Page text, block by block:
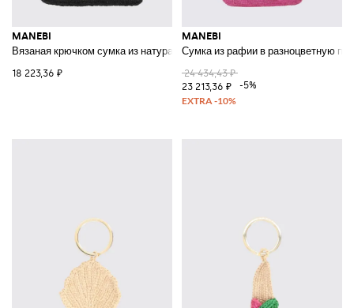
MANEBI
Вязаная крючком сумка из натуральной рафии с вышитым логотипом в
18 223,36 ₽
MANEBI
Сумка из рафии в разноцветную
24 434,43 ₽
23 213,36 ₽
-5%